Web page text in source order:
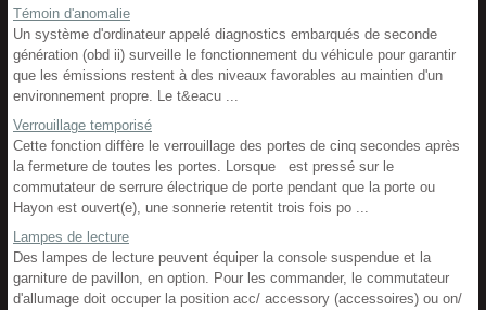
Témoin d'anomalie
Un système d'ordinateur appelé diagnostics embarqués de seconde
génération (obd ii) surveille le fonctionnement du véhicule pour garantir
que les émissions restent à des niveaux favorables au maintien d'un
environnement propre. Le t&eacu ...
Verrouillage temporisé
Cette fonction diffère le verrouillage des portes de cinq secondes après
la fermeture de toutes les portes. Lorsque est pressé sur le
commutateur de serrure électrique de porte pendant que la porte ou
Hayon est ouvert(e), une sonnerie retentit trois fois po ...
Lampes de lecture
Des lampes de lecture peuvent équiper la console suspendue et la
garniture de pavillon, en option. Pour les commander, le commutateur
d'allumage doit occuper la position acc/ accessory (accessoires) ou on/